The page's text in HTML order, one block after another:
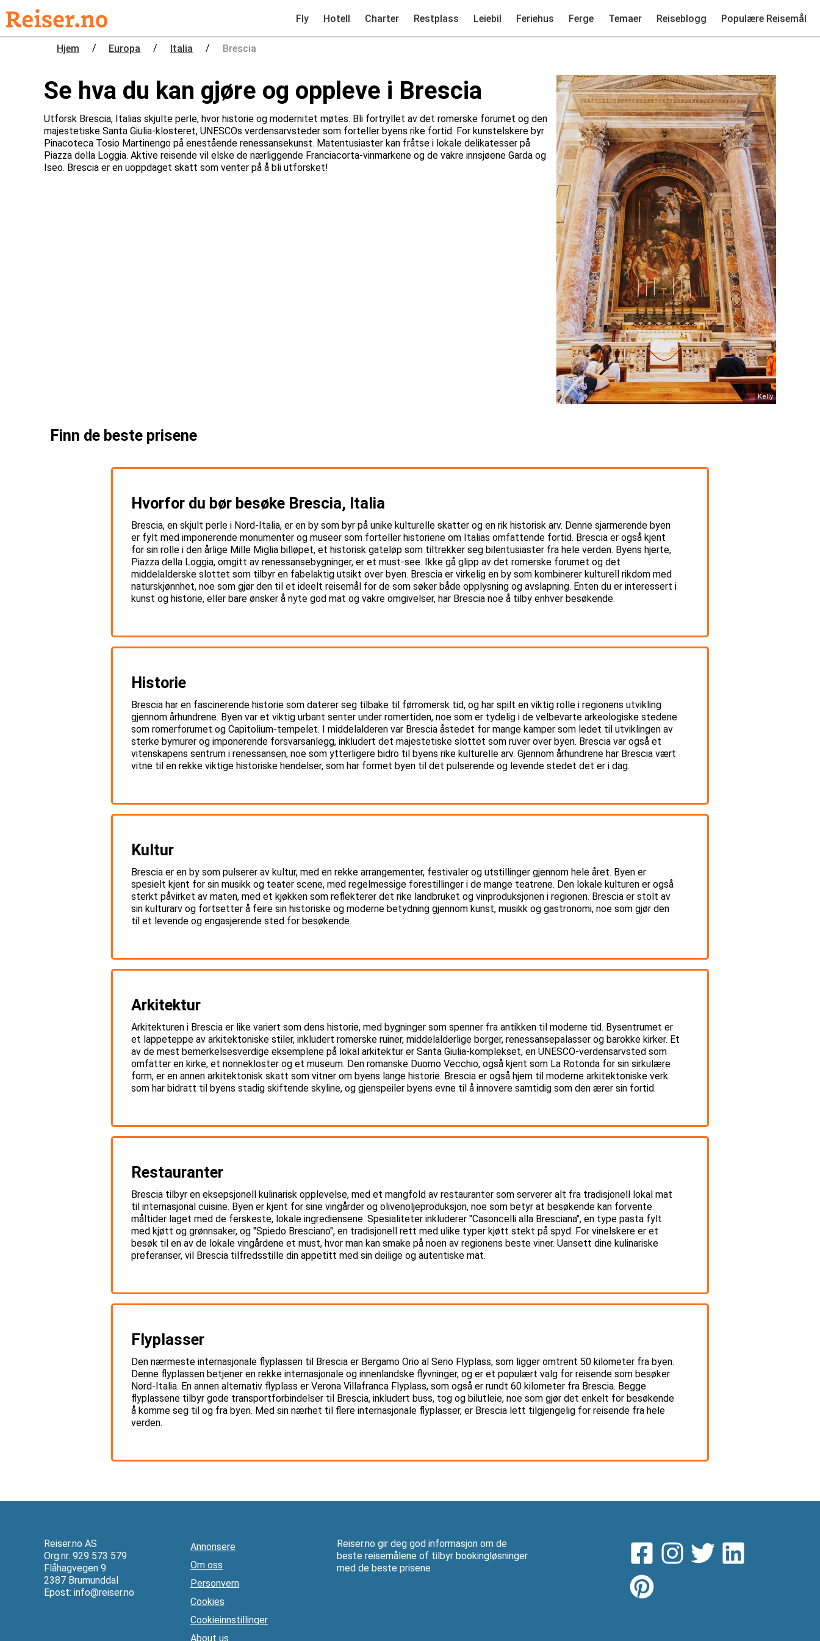
Fly Hotell Charter Restplass Leiebil Feriehus Ferge Temaer Reiseblogg Populære Reisemål
Hjem / Europa / Italia / Brescia
Se hva du kan gjøre og oppleve i Brescia
Utforsk Brescia, Italias skjulte perle, hvor historie og modernitet møtes. Bli fortryllet av det romerske forumet og den
majestetiske Santa Giulia-klosteret, UNESCOs verdensarvsteder som forteller byens rike fortid. For kunstelskere byr
Pinacoteca Tosio Martinengo på enestående renessansekunst. Matentusiaster kan fråtse i lokale delikatesser på
Piazza della Loggia. Aktive reisende vil elske de nærliggende Franciacorta-vinmarkene og de vakre innsjøene Garda og
Iseo. Brescia er en uoppdaget skatt som venter på å bli utforsket!
Kelly
Finn de beste prisene
Hvorfor du bør besøke Brescia, Italia
Brescia, en skjult perle i Nord-Italia, er en by som byr på unike kulturelle skatter og en rik historisk arv. Denne sjarmerende byen
er fylt med imponerende monumenter og museer som forteller historiene om Italias omfattende fortid. Brescia er også kjent
for sin rolle i den årlige Mille Miglia billøpet, et historisk gateløp som tiltrekker seg bilentusiaster fra hele verden. Byens hjerte,
Piazza della Loggia, omgitt av renessansebygninger, er et must-see. Ikke gå glipp av det romerske forumet og det
middelalderske slottet som tilbyr en fabelaktig utsikt over byen. Brescia er virkelig en by som kombinerer kulturell rikdom med
naturskjønnhet, noe som gjør den til et ideelt reisemål for de som søker både opplysning og avslapning. Enten du er interessert i
kunst og historie, eller bare ønsker å nyte god mat og vakre omgivelser, har Brescia noe å tilby enhver besøkende.
Historie
Brescia har en fascinerende historie som daterer seg tilbake til førromersk tid, og har spilt en viktig rolle i regionens utvikling
gjennom århundrene. Byen var et viktig urbant senter under romertiden, noe som er tydelig i de velbevarte arkeologiske stedene
som romerforumet og Capitolium-tempelet. I middelalderen var Brescia åstedet for mange kamper som ledet til utviklingen av
sterke bymurer og imponerende forsvarsanlegg, inkludert det majestetiske slottet som ruver over byen. Brescia var også et
vitenskapens sentrum i renessansen, noe som ytterligere bidro til byens rike kulturelle arv. Gjennom århundrene har Brescia vært
vitne til en rekke viktige historiske hendelser, som har formet byen til det pulserende og levende stedet det er i dag.
Kultur
Brescia er en by som pulserer av kultur, med en rekke arrangementer, festivaler og utstillinger gjennom hele året. Byen er
spesielt kjent for sin musikk og teater scene, med regelmessige forestillinger i de mange teatrene. Den lokale kulturen er også
sterkt påvirket av maten, med et kjøkken som reflekterer det rike landbruket og vinproduksjonen i regionen. Brescia er stolt av
sin kulturarv og fortsetter å feire sin historiske og moderne betydning gjennom kunst, musikk og gastronomi, noe som gjør den
til et levende og engasjerende sted for besøkende.
Arkitektur
Arkitekturen i Brescia er like variert som dens historie, med bygninger som spenner fra antikken til moderne tid. Bysentrumet er
et lappeteppe av arkitektoniske stiler, inkludert romerske ruiner, middelalderlige borger, renessansepalasser og barokke kirker. Et
av de mest bemerkelsesverdige eksemplene på lokal arkitektur er Santa Giulia-komplekset, en UNESCO-verdensarvsted som
omfatter en kirke, et nonnekloster og et museum. Den romanske Duomo Vecchio, også kjent som La Rotonda for sin sirkulære
form, er en annen arkitektonisk skatt som vitner om byens lange historie. Brescia er også hjem til moderne arkitektoniske verk
som har bidratt til byens stadig skiftende skyline, og gjenspeiler byens evne til å innovere samtidig som den ærer sin fortid.
Restauranter
Brescia tilbyr en eksepsjonell kulinarisk opplevelse, med et mangfold av restauranter som serverer alt fra tradisjonell lokal mat
til internasjonal cuisine. Byen er kjent for sine vingårder og olivenoljeproduksjon, noe som betyr at besøkende kan forvente
måltider laget med de ferskeste, lokale ingrediensene. Spesialiteter inkluderer "Casoncelli alla Bresciana", en type pasta fylt
med kjøtt og grønnsaker, og "Spiedo Bresciano", en tradisjonell rett med ulike typer kjøtt stekt på spyd. For vinelskere er et
besøk til en av de lokale vingårdene et must, hvor man kan smake på noen av regionens beste viner. Uansett dine kulinariske
preferanser, vil Brescia tilfredsstille din appetitt med sin deilige og autentiske mat.
Flyplasser
Den nærmeste internasjonale flyplassen til Brescia er Bergamo Orio al Serio Flyplass, som ligger omtrent 50 kilometer fra byen.
Denne flyplassen betjener en rekke internasjonale og innenlandske flyvninger, og er et populært valg for reisende som besøker
Nord-Italia. En annen alternativ flyplass er Verona Villafranca Flyplass, som også er rundt 60 kilometer fra Brescia. Begge
flyplassene tilbyr gode transportforbindelser til Brescia, inkludert buss, tog og bilutleie, noe som gjør det enkelt for besøkende
å komme seg til og fra byen. Med sin nærhet til flere internasjonale flyplasser, er Brescia lett tilgjengelig for reisende fra hele
verden.
Reiser.no AS
Org.nr. 929 573 579
Flåhagvegen 9
2387 Brumunddal
Epost: info@reiser.no
Annonsere
Om oss
Personvern
Cookies
Cookieinnstillinger
About us
Reiser.no gir deg god informasjon om de
beste reisemålene of tilbyr bookingløsninger
med de beste prisene